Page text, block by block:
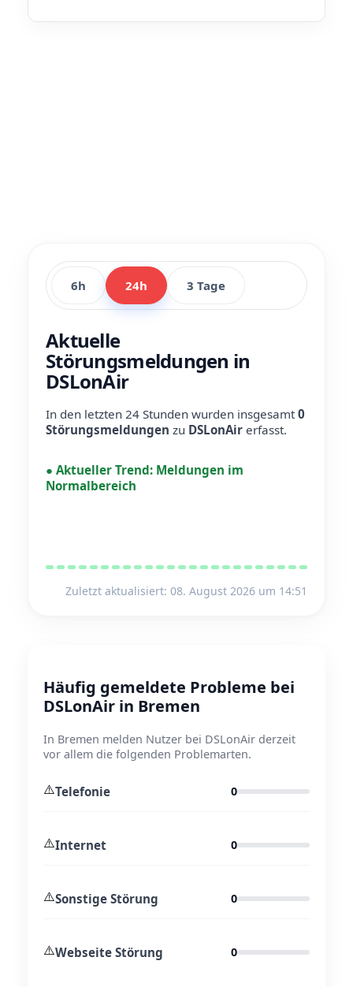
6h 24h 3 Tage
Aktuelle
Störungsmeldungen in
DSLonAir
In den letzten 24 Stunden wurden insgesamt0
Störungsmeldungen zu DSLonAir erfasst.
● Aktueller Trend: Meldungen im
Normalbereich
Zuletzt aktualisiert: 08. August 2026 um 14:51
Häufig gemeldete Probleme bei
DSLonAir in Bremen
In Bremen melden Nutzer bei DSLonAir derzeit
vor allem die folgenden Problemarten.
⚠️Telefonie 0
⚠️Internet 0
⚠️Sonstige Störung 0
⚠️Webseite Störung 0